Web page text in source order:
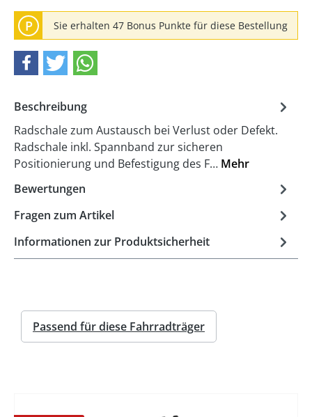
P Sie erhalten 47 Bonus Punkte für diese Bestellung
Beschreibung
Radschale zum Austausch bei Verlust oder Defekt.
Radschale inkl. Spannband zur sicheren
Positionierung und Befestigung des F… Mehr
Bewertungen
Fragen zum Artikel
Informationen zur Produktsicherheit
Passend für diese Fahrradträger